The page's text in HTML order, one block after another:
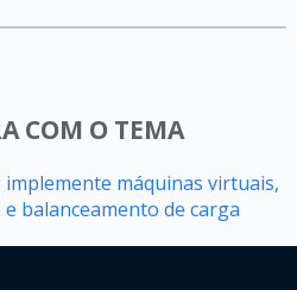
COM O TEMA
implemente máquinas virtuais,
balanceamento de carga